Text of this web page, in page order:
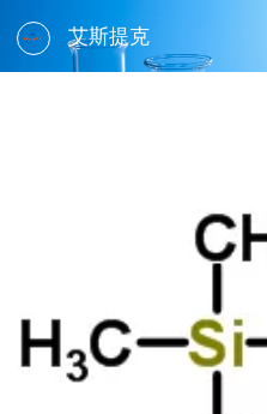
艾斯提克